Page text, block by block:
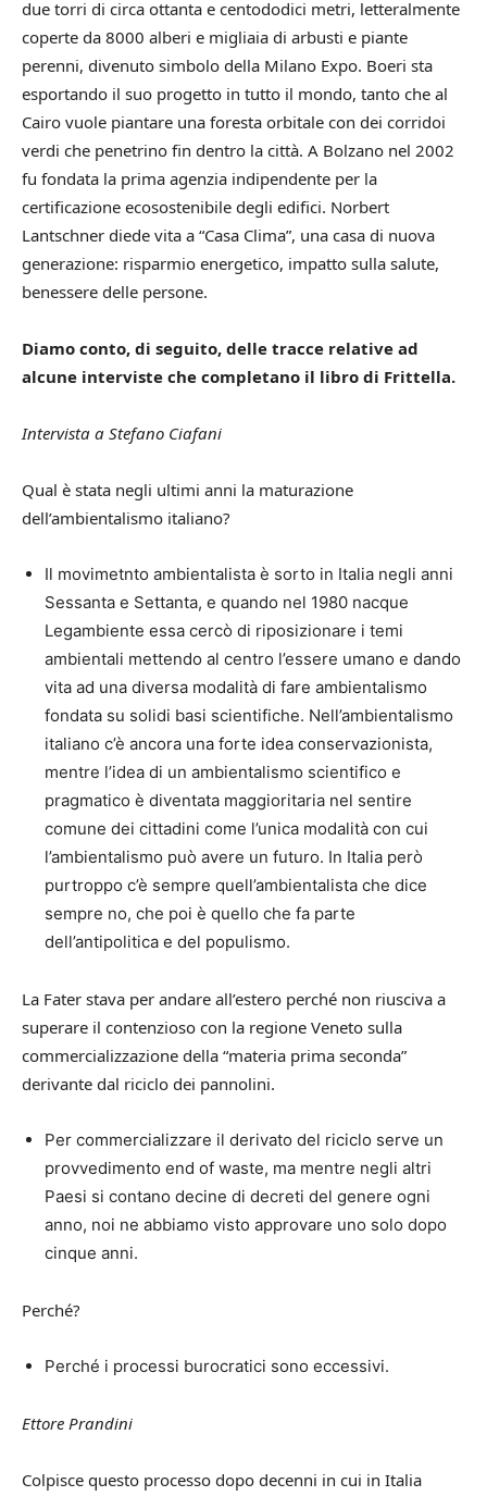
due torri di circa ottanta e centododici metri, letteralmente
coperte da 8000 alberi e migliaia di arbusti e piante
perenni, divenuto simbolo della Milano Expo. Boeri sta
esportando il suo progetto in tutto il mondo, tanto che al
Cairo vuole piantare una foresta orbitale con dei corridoi
verdi che penetrino fin dentro la città. A Bolzano nel 2002
fu fondata la prima agenzia indipendente per la
certificazione ecosostenibile degli edifici. Norbert
Lantschner diede vita a “Casa Clima”, una casa di nuova
generazione: risparmio energetico, impatto sulla salute,
benessere delle persone.
Diamo conto, di seguito, delle tracce relative ad
alcune interviste che completano il libro di Frittella.
Intervista a Stefano Ciafani
Qual è stata negli ultimi anni la maturazione
dell’ambientalismo italiano?
Il movimetnto ambientalista è sorto in Italia negli anni
Sessanta e Settanta, e quando nel 1980 nacque
Legambiente essa cercò di riposizionare i temi
ambientali mettendo al centro l’essere umano e dando
vita ad una diversa modalità di fare ambientalismo
fondata su solidi basi scientifiche. Nell’ambientalismo
italiano c’è ancora una forte idea conservazionista,
mentre l’idea di un ambientalismo scientifico e
pragmatico è diventata maggioritaria nel sentire
comune dei cittadini come l’unica modalità con cui
l’ambientalismo può avere un futuro. In Italia però
purtroppo c’è sempre quell’ambientalista che dice
sempre no, che poi è quello che fa parte
dell’antipolitica e del populismo.
La Fater stava per andare all’estero perché non riusciva a
superare il contenzioso con la regione Veneto sulla
commercializzazione della “materia prima seconda”
derivante dal riciclo dei pannolini.
Per commercializzare il derivato del riciclo serve un
provvedimento end of waste, ma mentre negli altri
Paesi si contano decine di decreti del genere ogni
anno, noi ne abbiamo visto approvare uno solo dopo
cinque anni.
Perché?
Perché i processi burocratici sono eccessivi.
Ettore Prandini
Colpisce questo processo dopo decenni in cui in Italia